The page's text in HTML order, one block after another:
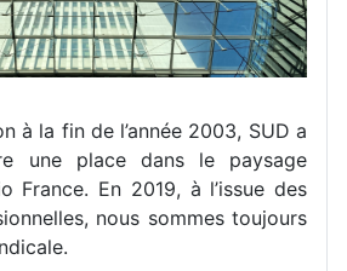
à la fin de l’année 2003, SUD a
une place dans le paysage
France. En 2019, à l’issue des
nous sommes toujours